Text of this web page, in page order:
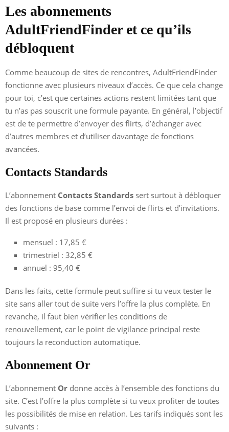
Les abonnements
AdultFriendFinder et ce qu’ils
débloquent
Comme beaucoup de sites de rencontres, AdultFriendFinder
fonctionne avec plusieurs niveaux d’accès. Ce que cela change
pour toi, c’est que certaines actions restent limitées tant que
tu n’as pas souscrit une formule payante. En général, l’objectif
est de te permettre d’envoyer des flirts, d’échanger avec
d’autres membres et d’utiliser davantage de fonctions
avancées.
Contacts Standards
L’abonnement Contacts Standards sert surtout à débloquer
des fonctions de base comme l’envoi de flirts et d’invitations.
Il est proposé en plusieurs durées :
mensuel : 17,85 €
trimestriel : 32,85 €
annuel : 95,40 €
Dans les faits, cette formule peut suffire si tu veux tester le
site sans aller tout de suite vers l’offre la plus complète. En
revanche, il faut bien vérifier les conditions de
renouvellement, car le point de vigilance principal reste
toujours la reconduction automatique.
Abonnement Or
L’abonnement Or donne accès à l’ensemble des fonctions du
site. C’est l’offre la plus complète si tu veux profiter de toutes
les possibilités de mise en relation. Les tarifs indiqués sont les
suivants :